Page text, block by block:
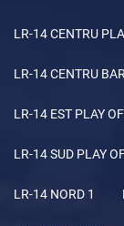
LR-14 CENTRU
LR-14 CENTRU
LR-14 EST PLAY
LR-14 SUD PLAY
LR-14 NORD 1